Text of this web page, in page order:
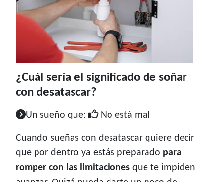
¿Cuál sería el significado de soñar
con desatascar?
Un sueño que: No está mal
Cuando sueñas con desatascar quiere decir
que por dentro ya estás preparado para
romper con las limitaciones que te impiden